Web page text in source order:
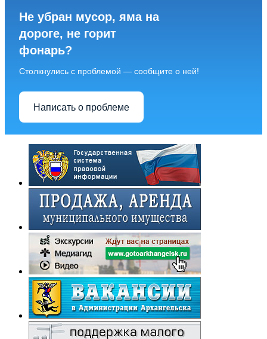
Не убран мусор, яма на
дороге, не горит
фонарь?
Столкнулись с проблемой — сообщите о ней!
Написать о проблеме